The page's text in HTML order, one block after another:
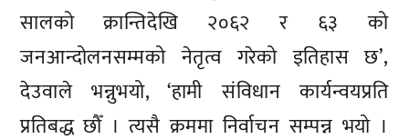
सालको क्रान्तिदेखि २०६२ र ६३ को
जनआन्दोलनसम्मको नेतृत्व गरेको इतिहास छ’,
देउवाले भन्नुभयो, ‘हामी संविधान कार्यन्वयप्रति
प्रतिबद्ध छौँ । त्यसै क्रममा निर्वाचन सम्पन्न भयो ।